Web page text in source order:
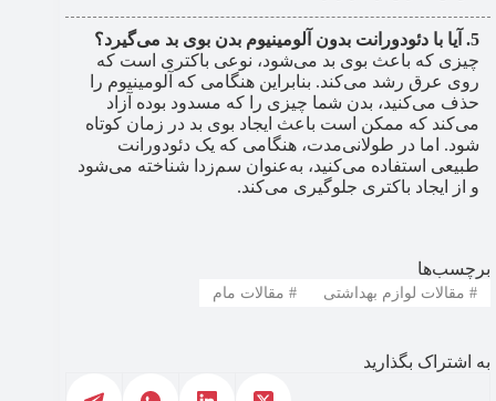
آیا با دئودورانت بدون آلومینیوم بدن بوی بد می‌گیرد؟
چیزی که باعث بوی بد می‌شود، نوعی باکتری‌ است که
روی عرق رشد می‌کند. بنابراین هنگامی که آلومینیوم را
حذف می‌کنید، بدن شما چیزی را که مسدود بوده‌ آزاد
می‌کند که ممکن است باعث ایجاد بوی بد در زمان کوتاه
شود. اما در طولانی‌مدت، هنگامی که یک دئودورانت
طبیعی استفاده می‌کنید، به‌عنوان سم‌زدا شناخته می‌شود
و از ایجاد باکتری جلوگیری می‌کند.
برچسب‌ها
#مقالات لوازم بهداشتی #مقالات مام
به اشتراک بگذارید